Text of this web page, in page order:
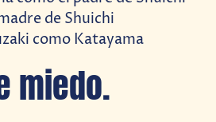
de Shuichi
como Katayama
miedo.